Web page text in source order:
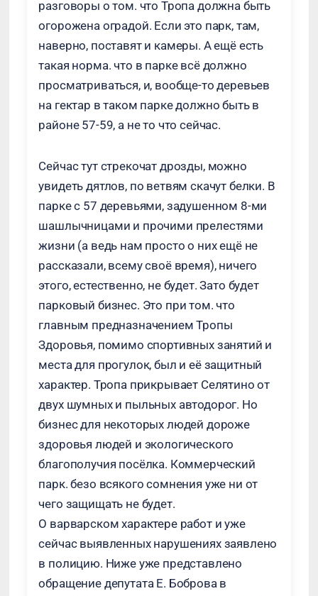
разговоры о том. что Тропа должна быть
огорожена оградой. Если это парк, там,
наверно, поставят и камеры. А ещё есть
такая норма. что в парке всё должно
просматриваться, и, вообще-то деревьев
на гектар в таком парке должно быть в
районе 57-59, а не то что сейчас.
Сейчас тут стрекочат дрозды, можно
увидеть дятлов, по ветвям скачут белки. В
парке с 57 деревьями, задушенном 8-ми
шашлычницами и прочими прелестями
жизни (а ведь нам просто о них ещё не
рассказали, всему своё время), ничего
этого, естественно, не будет. Зато будет
парковый бизнес. Это при том. что
главным предназначением Тропы
Здоровья, помимо спортивных занятий и
места для прогулок, был и её защитный
характер. Тропа прикрывает Селятино от
двух шумных и пыльных автодорог. Но
бизнес для некоторых людей дороже
здоровья людей и экологического
благополучия посёлка. Коммерческий
парк. безо всякого сомнения уже ни от
чего защищать не будет.
О варварском характере работ и уже
сейчас выявленных нарушениях заявлено
в полицию. Ниже уже представлено
обращение депутата Е. Боброва в